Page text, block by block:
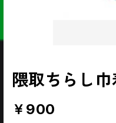
隈取ちらし
￥900